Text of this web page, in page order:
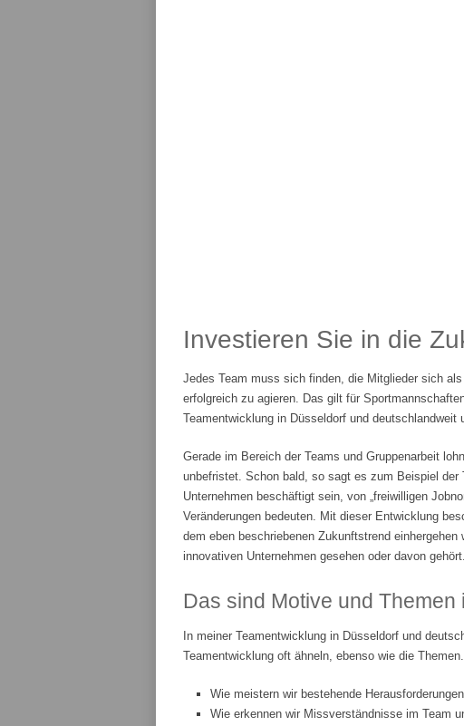
Investieren Sie in die
Jedes Team muss sich finden, die Mitglieder sich
erfolgreich zu agieren. Das gilt für
Teamentwicklung in Düsseldorf und
Gerade im Bereich der Teams und Gruppenarbeit
unbefristet. Schon bald, so sagt es zum Beispiel der
Unternehmen beschäftigt sein, von „freiwilligen
Veränderungen bedeuten. Mit dieser Entwicklung
dem eben beschriebenen Zukunftstrend
innovativen Unternehmen gesehen oder davon
Das sind Motive und
In meiner Teamentwicklung in Düsseldorf und
Teamentwicklung oft ähneln, ebenso wie die
Wie meistern wir bestehende
Wie erkennen wir Missverständnisse im Team